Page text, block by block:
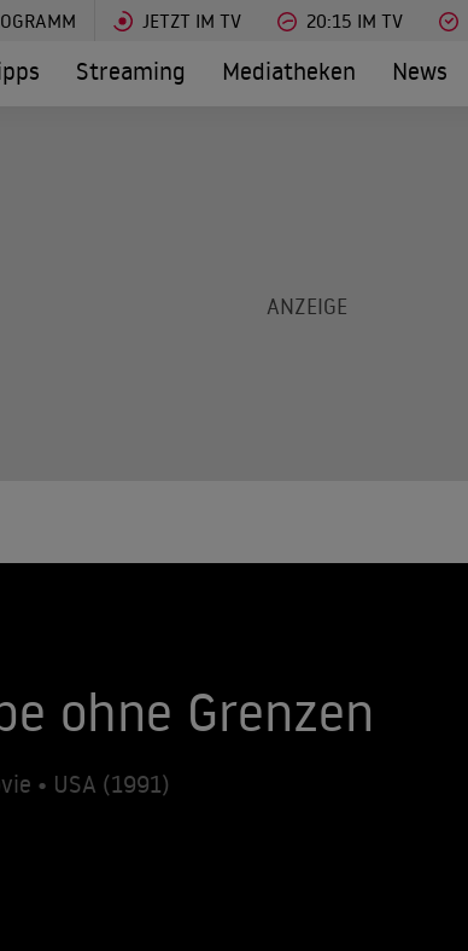
JETZT IM TV 20:15 IM TV
Streaming Mediatheken News
ohne Grenzen
• USA (1991)